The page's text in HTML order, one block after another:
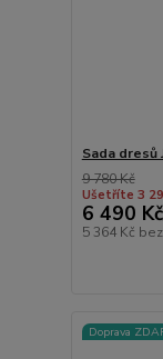
Sada dresů
9 780 Kč
Ušetříte 3
6 490 Kč
5 364 Kč
Doprava